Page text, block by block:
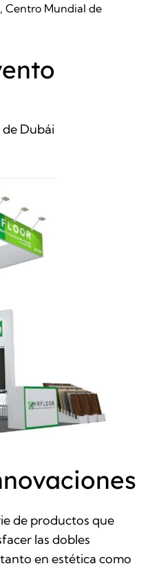
Centro Mundial de
Dubái
de productos que
las dobles
en estética como